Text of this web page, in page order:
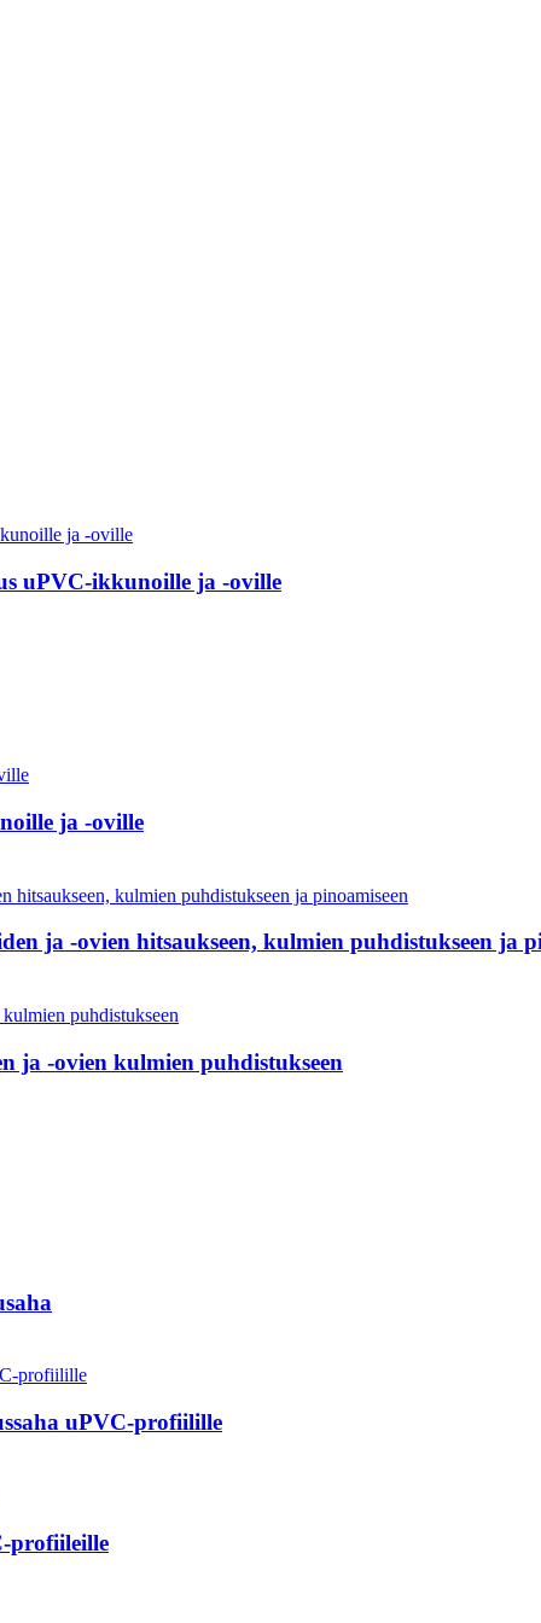
uPVC-ikkunoille ja -oville
ja -oville
ja -ovien hitsaukseen, kulmien puhdistukseen ja
ja -ovien kulmien puhdistukseen
uPVC-profiilille
profiileille